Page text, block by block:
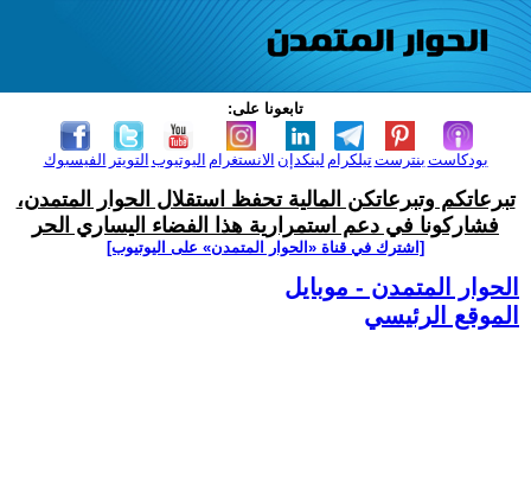
تابعونا على:
الفيسبوك التويتر اليوتيوب الانستغرام لينكدإن تيلكرامبنترست بودكاست
تبرعاتكم وتبرعاتكن المالية تحفظ استقلال الحوار المتمدن،
فشاركونا في دعم استمرارية هذا الفضاء اليساري الحر
[اشترك في قناة ‫«الحوار المتمدن» على اليوتيوب]
الحوار المتمدن - موبايل
الموقع الرئيسي